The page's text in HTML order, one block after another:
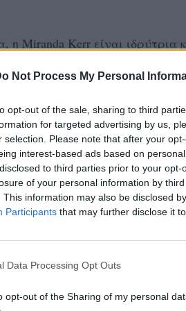
Not Process My Personal
opt-out of the sale, sharing to third
for targeted advertising by us,
selection. Please note that after your
interest-based ads based on
to third parties prior to your
of your personal information by
This information may also be disclosed
Participants that may further disclose it
Data Processing Opt Outs
opt-out of the Sharing of my personal
Miranda Kerr είναι ιδρύτρια
Πρόκειται για μια Cruelty Free
Η καθημερινότητά της είναι
για τα beauty tools δεν
tool που δεν το
Sha της, κάνοντας μασάζ στο